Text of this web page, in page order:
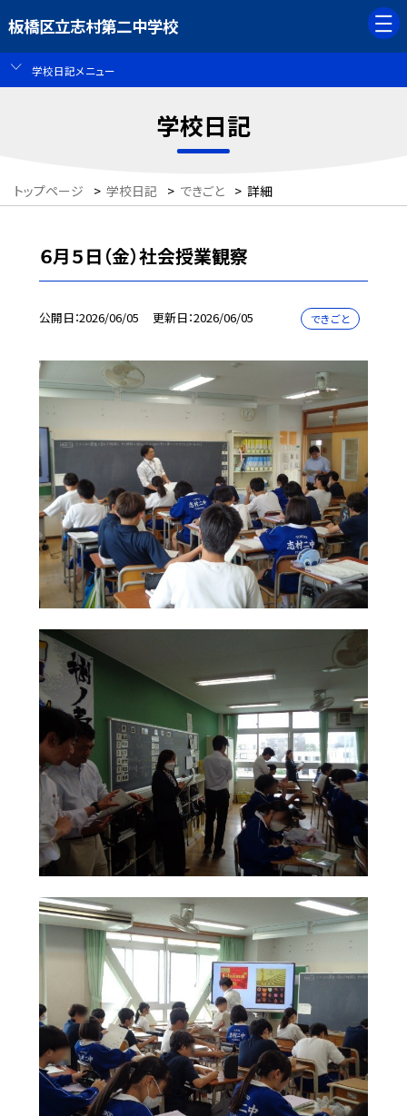
板橋区立志村第二中学校
学校日記メニュー
学校日記
トップページ > 学校日記 > できごと > 詳細
６月５日（金）社会授業観察
公開日 2026/06/05 更新日 2026/06/05 できごと